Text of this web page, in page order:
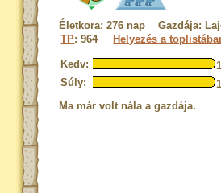
Életkora: 276 nap Gazdája:
TP: 964 Helyezés a
Kedv:
Súly:
Ma már volt nála a gazdája.